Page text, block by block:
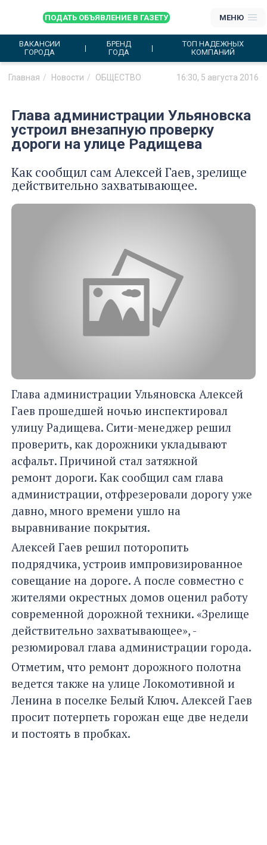
ПОДАТЬ ОБЪЯВЛЕНИЕ В ГАЗЕТУ МЕНЮ
ВАКАНСИИ
ГОРОДА
БРЕНД
ГОДА
ТОП НАДЕЖНЫХ
КОМПАНИЙ
Главная Новости ОБЩЕСТВО 16:30, 5 августа 2016
Глава администрации Ульяновска
устроил внезапную проверку
дороги на улице Радищева
Как сообщил сам Алексей Гаев, зрелище
действительно захватывающее.
Глава администрации Ульяновска Алексей
Гаев прошедшей ночью инспектировал
улицу Радищева. Сити-менеджер решил
проверить, как дорожники укладывают
асфальт. Причиной стал затяжной
ремонт дороги. Как сообщил сам глава
администрации, отфрезеровали дорогу уже
давно, много времени ушло на
выравнивание покрытия.
Алексей Гаев решил поторопить
подрядчика, устроив импровизированное
совещание на дороге. А после совместно с
жителями окрестных домов оценил работу
современной дорожной техники. «Зрелище
действительно захватывающее», -
резюмировал глава администрации города.
Отметим, что ремонт дорожного полотна
ведется также на улице Локомотивной и
Ленина в поселке Белый Ключ. Алексей Гаев
просит потерпеть горожан еще две недели
и постоять в пробках.